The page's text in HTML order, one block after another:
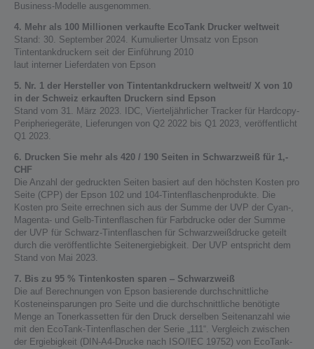
Business-Modelle ausgenommen.
4. Mehr als 100 Millionen verkaufte EcoTank Drucker weltweit
Stand: 30. September 2024. Kumulierter Umsatz von Epson
Tintentankdruckern seit der Einführung 2010
laut interner Lieferdaten von Epson
5. Nr. 1 der Hersteller von Tintentankdruckern weltweit/ X von 10
in der Schweiz erkauften Druckern sind Epson
Stand vom 31. März 2023. IDC, Vierteljährlicher Tracker für Hardcopy-
Peripheriegeräte, Lieferungen von Q2 2022 bis Q1 2023, veröffentlicht
Q1 2023.
6. Drucken Sie mehr als 420 / 190 Seiten in Schwarzweiß für 1,-
CHF
Die Anzahl der gedruckten Seiten basiert auf den höchsten Kosten pro
Seite (CPP) der Epson 102 und 104-Tintenflaschenprodukte. Die
Kosten pro Seite errechnen sich aus der Summe der UVP der Cyan-,
Magenta- und Gelb-Tintenflaschen für Farbdrucke oder der Summe
der UVP für Schwarz-Tintenflaschen für Schwarzweißdrucke geteilt
durch die veröffentlichte Seitenergiebigkeit. Der UVP entspricht dem
Stand von Mai 2023.
7. Bis zu 95 % Tintenkosten sparen ‒ Schwarzweiß
Die auf Berechnungen von Epson basierende durchschnittliche
Kosteneinsparungen pro Seite und die durchschnittliche benötigte
Menge an Tonerkassetten für den Druck derselben Seitenanzahl wie
mit den EcoTank-Tintenflaschen der Serie „111“. Vergleich zwischen
der Ergiebigkeit (DIN-A4-Drucke nach ISO/IEC 19752) von EcoTank-